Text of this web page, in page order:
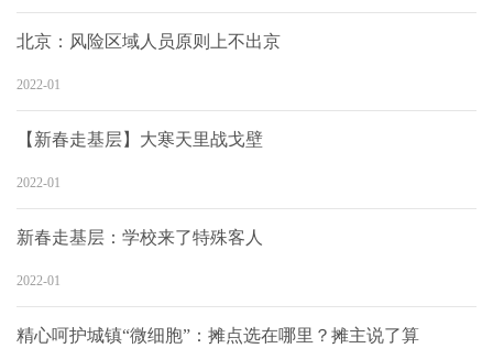
北京：风险区域人员原则上不出京
2022-01
【新春走基层】大寒天里战戈壁
2022-01
新春走基层：学校来了特殊客人
2022-01
精心呵护城镇“微细胞”：摊点选在哪里？摊主说了算